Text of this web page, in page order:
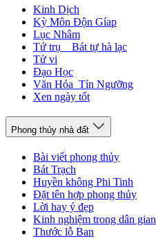
Kinh Dịch
Kỳ Môn Độn Gíap
Lục Nhâm
Tứ trụ _ Bát tự hà lạc
Tử vi
Đạo Học
Văn Hóa_Tín Ngưỡng
Xen ngày tốt
Phong thủy nhà đất
Bài viết phong thủy
Bát Trạch
Huyền không Phi Tinh
Đặt tên hợp phong thủy
Lời hay ý đẹp
Kinh nghiệm trong dân gian
Thước lỗ Ban